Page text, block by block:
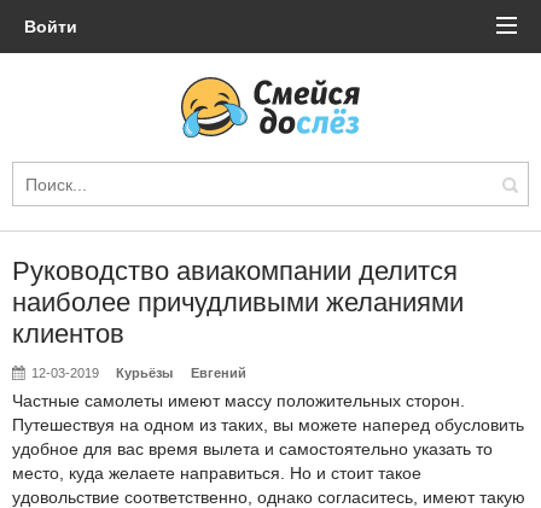
Войти
Руководство авиакомпании делится
наиболее причудливыми желаниями
клиентов
12-03-2019 Курьёзы Евгений
Частные самолеты имеют массу положительных сторон.
Путешествуя на одном из таких, вы можете наперед обусловить
удобное для вас время вылета и самостоятельно указать то
место, куда желаете направиться. Но и стоит такое
удовольствие соответственно, однако согласитесь, имеют такую